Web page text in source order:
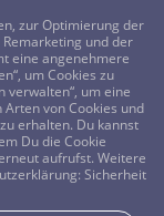
8478266
zur Optimierung der
und der
eine angenehmere
um Cookies zu
verwalten“, um eine
von Cookies und
erhalten. Du kannst
Du die Cookie
aufrufst. Weitere
Sicherheit